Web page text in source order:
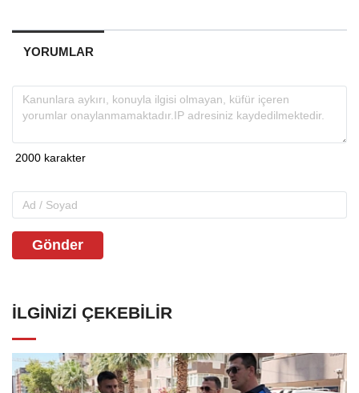
YORUMLAR
Gönder
İLGINIZI ÇEKEBILIR